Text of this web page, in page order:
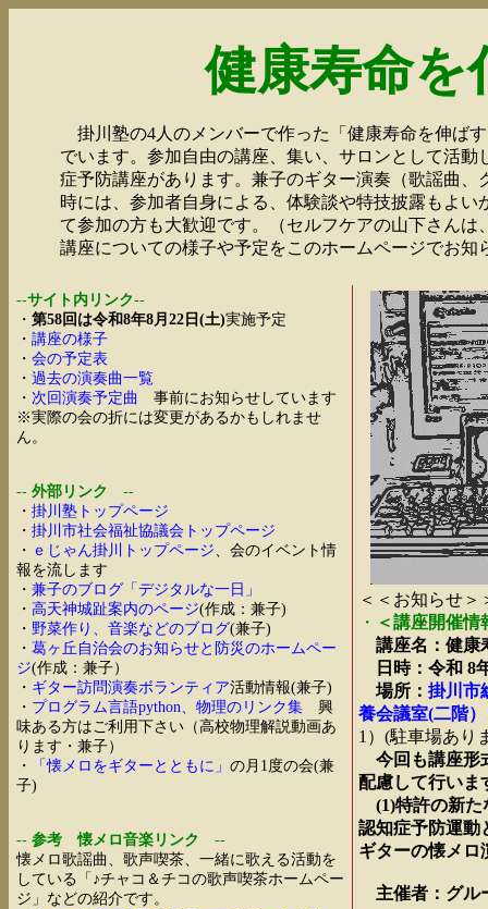
健康寿命を
掛川塾の4人のメンバーで作った「健康寿命を伸ば
でいます。参加自由の講座、集い、サロンとして活
症予防講座があります。兼子のギター演奏（歌謡曲
時には、参加者自身による、体験談や特技披露もよ
て参加の方も大歓迎です。（セルフケアの山下さん
講座についての様子や予定をこのホームページでお知
--サイト内リンク--
・ 第58回は令和8年8月22日(土)実施予定
・ 講座の様子
・ 会の予定表
・ 過去の演奏曲一覧
・ 次回演奏予定曲
事前にお知らせしています
※実際の会の折には変更があるかもしれませ
ん。
-- 外部リンク --
・ 掛川塾トップページ
・ 掛川市社会福祉協議会トップページ
・ ｅじゃん掛川トップページ、会のイベント情
報を流します
・ 兼子のブログ「デジタルな一日」
・ 高天神城趾案内のページ(作成：兼子)
・ 野菜作り、音楽などのブログ(兼子)
・ 葛ヶ丘自治会のお知らせと防災のホームペー
ジ(作成：兼子）
・ ギター訪問演奏ボランティア活動情報(兼子)
・ プログラム言語python、物理のリンク集 興
味ある方はご利用下さい（高校物理解説動画あ
ります・兼子）
・
「懐メロをギターとともに」 の月1度の会(兼
子)
-- 参考 懐メロ音楽リンク
--
懐メロ歌謡曲、歌声喫茶、一緒に歌える活動を
している「♪チャコ＆チコの歌声喫茶ホームペー
ジ」などの紹介です。
＜＜お知らせ＞
・ ＜講座開催情
講座名：健康
日時：令和 8
場所： 掛川市
養会議室(二階）
1）(駐車場あり
今回も講座形
配慮して行いま
(1)特許の新た
認知症予防運
ギターの懐メロ
主催者：グ